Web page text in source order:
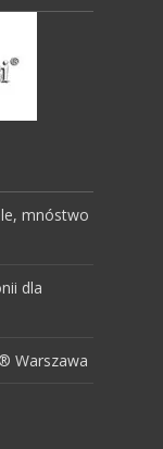
mnóstwo
dla
Warszawa